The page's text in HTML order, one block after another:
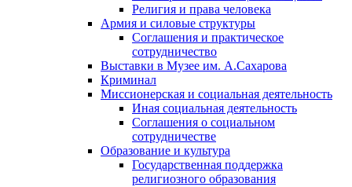
Религия и права человека
Армия и силовые структуры
Соглашения и практическое
сотрудничество
Выставки в Музее им. А.Сахарова
Криминал
Миссионерская и социальная деятельность
Иная социальная деятельность
Соглашения о социальном
сотрудничестве
Образование и культура
Государственная поддержка
религиозного образования